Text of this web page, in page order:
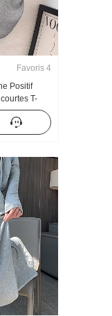
Favoris 4
Positif
T-
Sens
Manchon T-